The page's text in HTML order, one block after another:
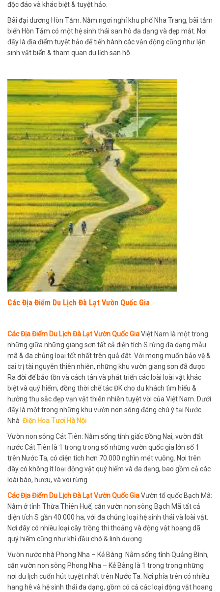
độc đáo và khác biệt & tuyệt hảo.
Bãi đại dương Hòn Tằm: Nằm ngơi nghỉ khu phố Nha Trang, bãi tắm
biển Hòn Tằm có một hệ sinh thái san hô đa dạng và đẹp mắt. Nơi
đấy là địa điểm tuyệt hảo để tiến hành các vận động cũng như lặn
sinh vật biển & tham quan du lịch san hô.
Các Địa Điểm Du Lịch Đà Lạt Vườn Quốc Gia
Các Địa Điểm Du Lịch Đà Lạt Vườn Quốc GiaViệt Nam là một trong
những giữa những giang sơn tất cả diện tích S rừng đa dạng mẫu
mã & đa chủng loại tốt nhất trên quả đât. Với mong muốn bảo vệ &
cai trị tài nguyên thiên nhiên, những khu vườn giang sơn đã được
Ra đời để bảo tồn và cách tân và phát triển các loài loài vật khác
biệt và quý hiếm, đồng thời chế tác ĐK cho du khách tìm hiểu &
hưởng thụ sắc đẹp vạn vật thiên nhiên tuyệt vời của Việt Nam. Dưới
đấy là một trong những khu vườn non sông đáng chú ý tại Nước
Nhà Điện Hoa Tươi Hà Nội
Vườn non sông Cát Tiên: Nằm sống tỉnh giấc Đồng Nai, vườn đất
nước Cát Tiên là 1 trong trong số những vườn quốc gia lớn số 1
trên Nước Ta, có diện tích hơn 70.000 nghìn mét vuông. Nơi trên
đây có không ít loại động vật quý hiếm và đa dạng, bao gồm cả các
loài báo, hươu, và voi rừng.
Các Địa Điểm Du Lịch Đà Lạt Vườn Quốc GiaVườn tổ quốc Bạch Mã:
Nằm ở tỉnh Thừa Thiên Huế, căn vườn non sông Bạch Mã tất cả
diện tích S gần 40.000 ha, với đa chủng loại hệ sinh thái và loài vật.
Nơi đây có nhiều loại cây trồng thi thoảng và động vật hoang dã
quý hiếm cũng như khỉ đầu chó & linh dương.
Vườn nước nhà Phong Nha – Kẻ Bàng: Nằm sống tỉnh Quảng Bình,
căn vườn non sông Phong Nha – Kẻ Bàng là 1 trong trong những
nơi du lịch cuốn hút tuyệt nhất trên Nước Ta. Nơi phía trên có nhiều
hang hễ và hệ sinh thái đa dạng, gồm có cả các loại động vật hoang